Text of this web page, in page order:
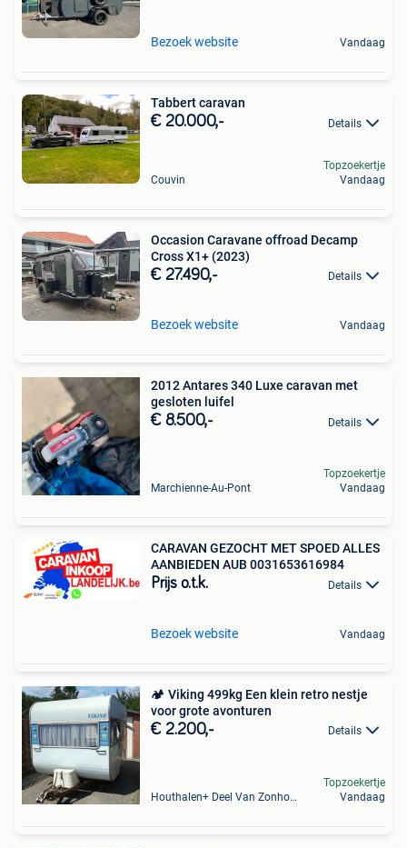
Bezoek website Vandaag
Tabbert caravan
€ 20.000,- Details
Couvin
Topzoekertje
Vandaag
Occasion Caravane offroad Decamp
Cross X1+ (2023)
€ 27.490,- Details
Bezoek website Vandaag
2012 Antares 340 Luxe caravan met
gesloten luifel
€ 8.500,- Details
Marchienne-Au-Pont
Topzoekertje
Vandaag
CARAVAN GEZOCHT MET SPOED ALLES
AANBIEDEN AUB 0031653616984
Prijs o.t.k. Details
Bezoek website Vandaag
🏕️ Viking 499kg Een klein retro nestje
voor grote avonturen
€ 2.200,- Details
Houthalen+ Deel Van Zonhoven En Zolder
Topzoekertje
Vandaag